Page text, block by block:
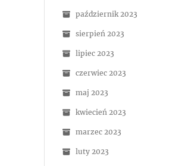
październik 2023
sierpień 2023
lipiec 2023
czerwiec 2023
maj 2023
kwiecień 2023
marzec 2023
luty 2023